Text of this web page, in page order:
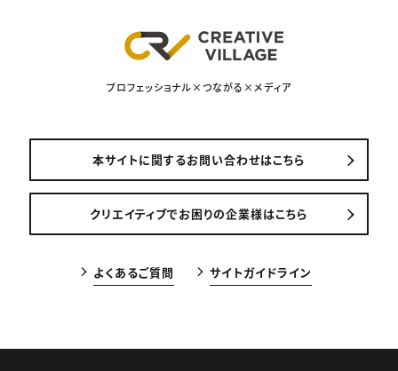
プロフェッショナル×つながる×メディア
本サイトに関するお問い合わせはこちら
クリエイティブでお困りの企業様はこちら
よくあるご質問 サイトガイドライン